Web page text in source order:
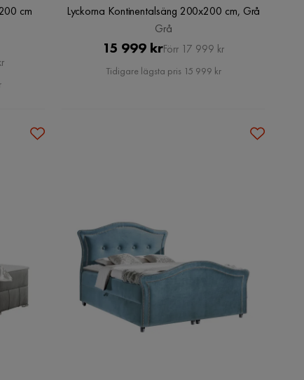
cm
Lyckorna Kontinentalsäng 200x200 cm, Grå
Grå
Pris
15 999 krOriginal
Pris
Förr 17 999 kr
Tidigare lägsta pris 15 999 kr